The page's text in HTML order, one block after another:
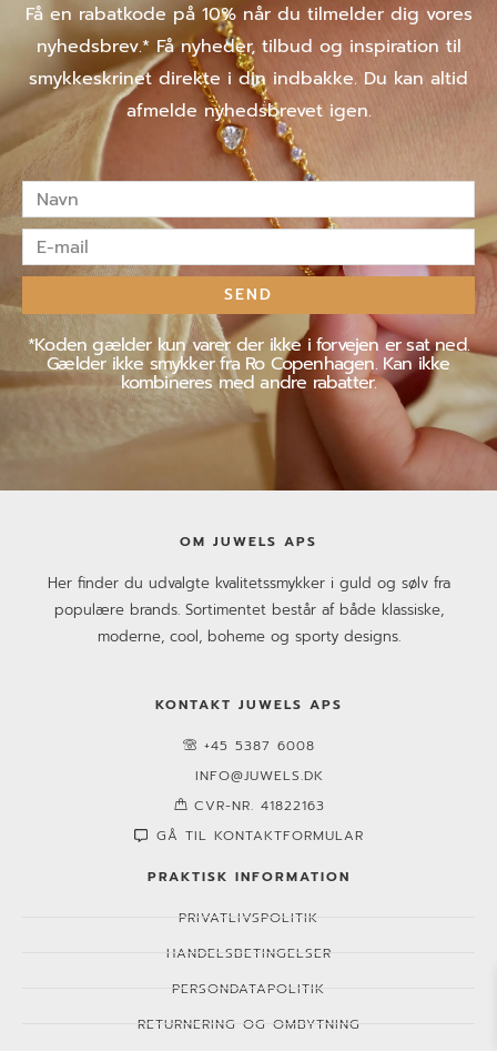
Få en rabatkode på 10% når du tilmelder dig vores
nyhedsbrev.* Få nyheder, tilbud og inspiration til
smykkeskrinet direkte i din indbakke. Du kan altid
afmelde nyhedsbrevet igen.
Navn
E-
mail
SEND
*Koden gælder kun varer der ikke i forvejen er sat ned.
Gælder ikke smykker fra Ro Copenhagen. Kan ikke
kombineres med andre rabatter.
OM JUWELS APS
Her finder du udvalgte kvalitetssmykker i guld og sølv fra
populære brands. Sortimentet består af både klassiske,
moderne, cool, boheme og sporty designs.
KONTAKT JUWELS APS
+45 5387 6008
INFO@JUWELS.DK
CVR-NR. 41822163
GÅ TIL KONTAKTFORMULAR
PRAKTISK INFORMATION
PRIVATLIVSPOLITIK
HANDELSBETINGELSER
PERSONDATAPOLITIK
RETURNERING OG OMBYTNING